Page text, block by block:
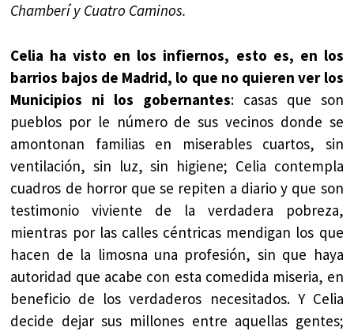
Chamberí y Cuatro Caminos.
Celia ha visto en los infiernos, esto es, en los
barrios bajos de Madrid, lo que no quieren ver los
Municipios ni los gobernantes: casas que son
pueblos por le número de sus vecinos donde se
amontonan familias en miserables cuartos, sin
ventilación, sin luz, sin higiene; Celia contempla
cuadros de horror que se repiten a diario y que son
testimonio viviente de la verdadera pobreza,
mientras por las calles céntricas mendigan los que
hacen de la limosna una profesión, sin que haya
autoridad que acabe con esta comedida miseria, en
beneficio de los verdaderos necesitados. Y Celia
decide dejar sus millones entre aquellas gentes;